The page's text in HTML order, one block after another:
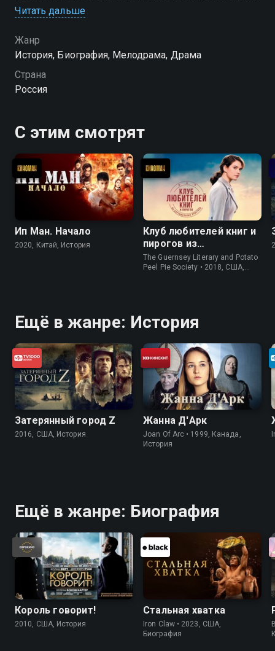
Но никуда не делись заговорщики, грозящие власти,
императрицы
Посмотреть онлайн 2 сезон сериала Екатерина.
Взлёт вы можете совершенно бесплатно в
Читать дальше
Жанр
История, Биография, Мелодрама, Драма
Страна
Россия
С этим смотрят
Ип Ман. Начало
2020, Китай, История
Клуб любителей книг и
пирогов из
картофельных
очистков
The Guernsey Literary and Potato
Peel Pie Society • 2018, США,
Ещё в жанре: История
Затерянный город Z
2016, США, История
Жанна Д'Арк
Joan Of Arc • 1999, Канада,
История
Ещё в жанре: Биография
Король говорит!
2010, США, История
Стальная хватка
Iron Claw • 2023, США,
Биография